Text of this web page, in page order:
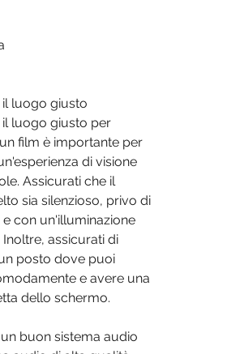
luogo giusto
film è importante per
di visione
Assicurati che il
sia silenzioso, privo di
e con un'illuminazione
assicurati di
posto dove puoi
e avere una
dello schermo.
buon sistema audio